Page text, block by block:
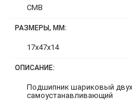
CMB
РАЗМЕРЫ, ММ:
17x47x14
ОПИСАНИЕ:
Подшипник шариковый
самоустанавливающий